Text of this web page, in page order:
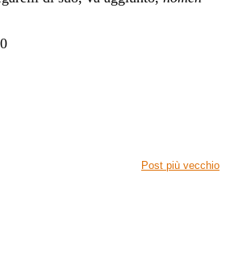
Post più vecchio